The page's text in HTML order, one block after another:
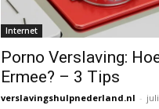
Internet
Porno Verslaving:
Ermee? – 3 Tips
verslavingshulpnederland.nl -